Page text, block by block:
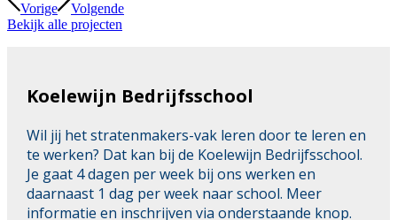
Vorige
Volgende
Bekijk alle projecten
Koelewijn Bedrijfsschool
Wil jij het stratenmakers-vak leren door te leren en
te werken? Dat kan bij de Koelewijn Bedrijfsschool.
Je gaat 4 dagen per week bij ons werken en
daarnaast 1 dag per week naar school. Meer
informatie en inschrijven via onderstaande knop.